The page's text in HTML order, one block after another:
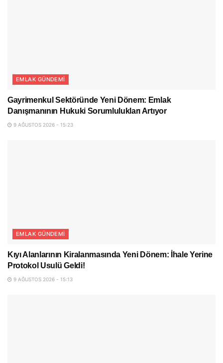
EMLAK GÜNDEMI
Gayrimenkul Sektöründe Yeni Dönem: Emlak
Danışmanının Hukuki Sorumlulukları Artıyor
9 AĞUSTOS 2026 - 15:23
EMLAK GÜNDEMI
Kıyı Alanlarının Kiralanmasında Yeni Dönem: İhale Yerine
Protokol Usulü Geldi!
9 AĞUSTOS 2026 - 15:13